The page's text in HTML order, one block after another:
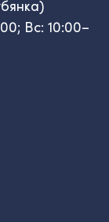
Вс: 10:00–